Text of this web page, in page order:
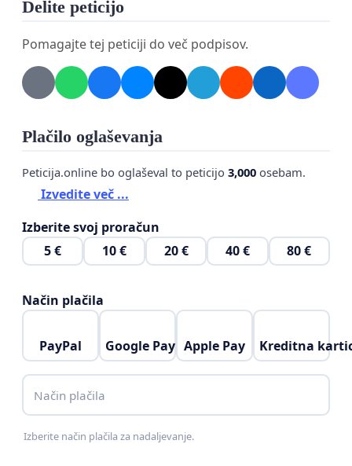
Delite peticijo
Pomagajte tej peticiji do več podpisov.
Plačilo oglaševanja
Peticija.online bo oglaševal to peticijo 3,000 osebam.
Izvedite več ...
Izberite svoj proračun
5 €
10 € 20 € 40 € 80 €
Način plačila
PayPal Google Pay Apple Pay Kreditna
Način plačila
Izberite način plačila za nadaljevanje.